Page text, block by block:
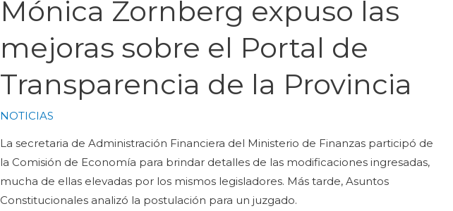
Mónica Zornberg expuso las
mejoras sobre el Portal de
Transparencia de la Provincia
NOTICIAS
La secretaria de Administración Financiera del Ministerio de Finanzas participó de
la Comisión de Economía para brindar detalles de las modificaciones ingresadas,
mucha de ellas elevadas por los mismos legisladores. Más tarde, Asuntos
Constitucionales analizó la postulación para un juzgado.